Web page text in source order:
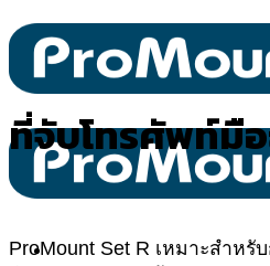
ข้าม
ยัง
เนื้อหา
ที่จับโทรศัพท์มื
ProMount Set R เหมาะสำห